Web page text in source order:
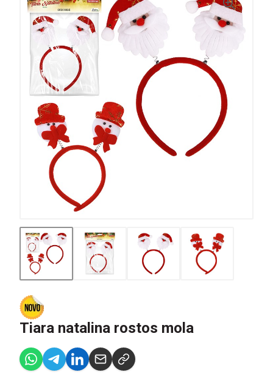
Tiara natalina rostos mola